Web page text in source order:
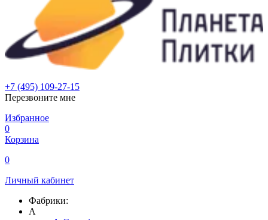
+7 (495) 109-27-15
Перезвоните мне
Избранное
0
Корзина
0
Личный кабинет
Фабрики:
A